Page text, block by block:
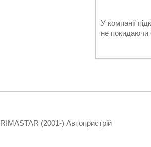
У компанії
не покидаючи
(2001-) Автопристрій